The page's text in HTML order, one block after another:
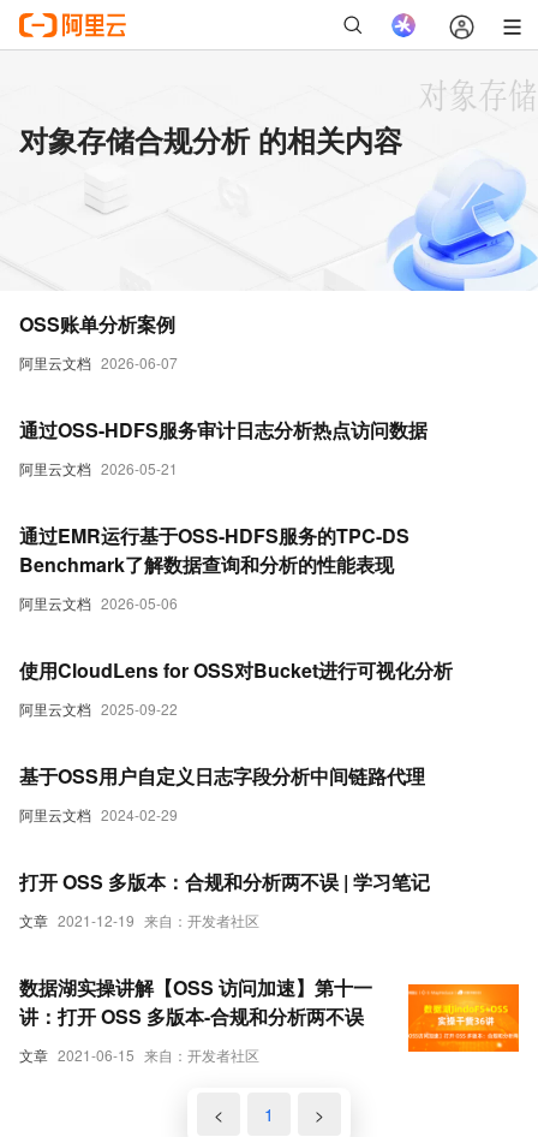
对象存储合规分析 的相关内容
阿里云文档 2026-06-07
OSS账单分析案例
阿里云文档 2026-05-21
通过OSS-HDFS服务审计日志分析热点访问数据
阿里云文档 2026-05-06
通过EMR运行基于OSS-HDFS服务的TPC-DS
Benchmark了解数据查询和分析的性能表现
阿里云文档 2025-09-22
使用CloudLens for OSS对Bucket进行可视化分析
阿里云文档 2024-02-29
基于OSS用户自定义日志字段分析中间链路代理
文章 2021-12-19 来自：开发者社区
打开 OSS 多版本：合规和分析两不误 | 学习笔记
文章 2021-06-15 来自：开发者社区
数据湖实操讲解【OSS 访问加速】第十一
讲：打开 OSS 多版本-合规和分析两不误
< 1 >